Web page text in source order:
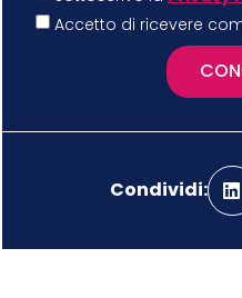
Accetto di ricevere
Condividi: